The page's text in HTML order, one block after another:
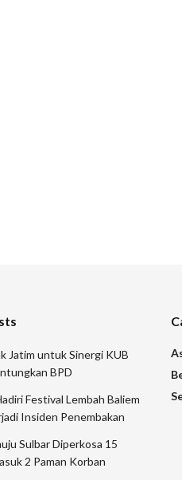
Jatim untuk Sinergi KUB
BPD
Festival Lembah Baliem
Insiden Penembakan
Sulbar Diperkosa 15
2 Paman Korban